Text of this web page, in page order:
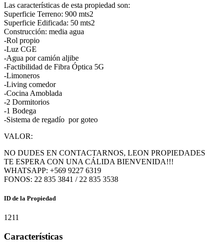
Las características de esta propiedad son:
Superficie Terreno: 900 mts2
Superficie Edificada: 50 mts2
Construcción: media agua
-Rol propio
-Luz CGE
-Agua por camión aljibe
-Factibilidad de Fibra Óptica 5G
-Limoneros
-Living comedor
-Cocina Amoblada
-2 Dormitorios
-1 Bodega
-Sistema de regadío por goteo
VALOR:
NO DUDES EN CONTACTARNOS, LEON PROPIEDADES
TE ESPERA CON UNA CÁLIDA BIENVENIDA!!!
WHATSAPP: +569 9227 6319
FONOS: 22 835 3841 / 22 835 3538
ID de la Propiedad
1211
Características